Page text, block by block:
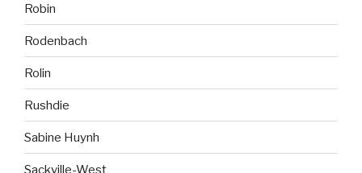
Robin
Rodenbach
Rolin
Rushdie
Sabine Huynh
Sackville-West